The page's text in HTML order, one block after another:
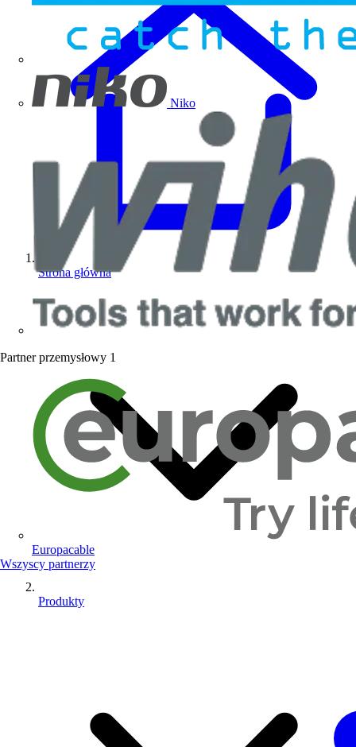
Niko
Partner przemysłowy 1
Europacable
Wszyscy partnerzy
Strona główna
Produkty